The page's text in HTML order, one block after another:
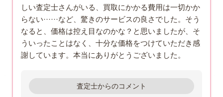
しい査定士さんがいる、買取にかかる費用は一切かか
らない······など、驚きのサービスの良さでした。そう
なると、価格は控え目なのかな？と思いましたが、そ
ういったことはなく、十分な価格をつけていただき感
謝しています。本当にありがとうございました。
査定士からのコメント